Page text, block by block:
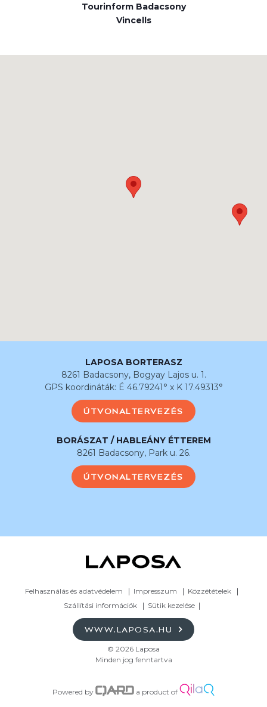
Tourinform Badacsony
Vincells
LAPOSA BORTERASZ
8261 Badacsony, Bogyay Lajos u. 1.
GPS koordináták: É 46.79241° x K 17.49313°
ÚTVONALTERVEZÉS
BORÁSZAT / HABLEÁNY ÉTTEREM
8261 Badacsony, Park u. 26.
ÚTVONALTERVEZÉS
Felhasználás és adatvédelem Impresszum
Közzétételek
Szállítási információk
Sütik kezelése
WWW.LAPOSA.HU
© 2026 Laposa
Minden jog fenntartva
Powered by a product of